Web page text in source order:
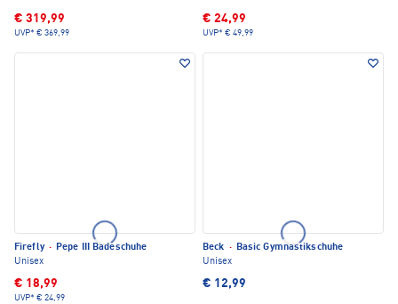
€ 319,99
UVP* € 369,99
€ 24,99
UVP* € 49,99
Firefly · Pepe III Badeschuhe
Unisex
€ 18,99
UVP* € 24,99
Beck · Basic Gymnastikschuhe
Unisex
€ 12,99